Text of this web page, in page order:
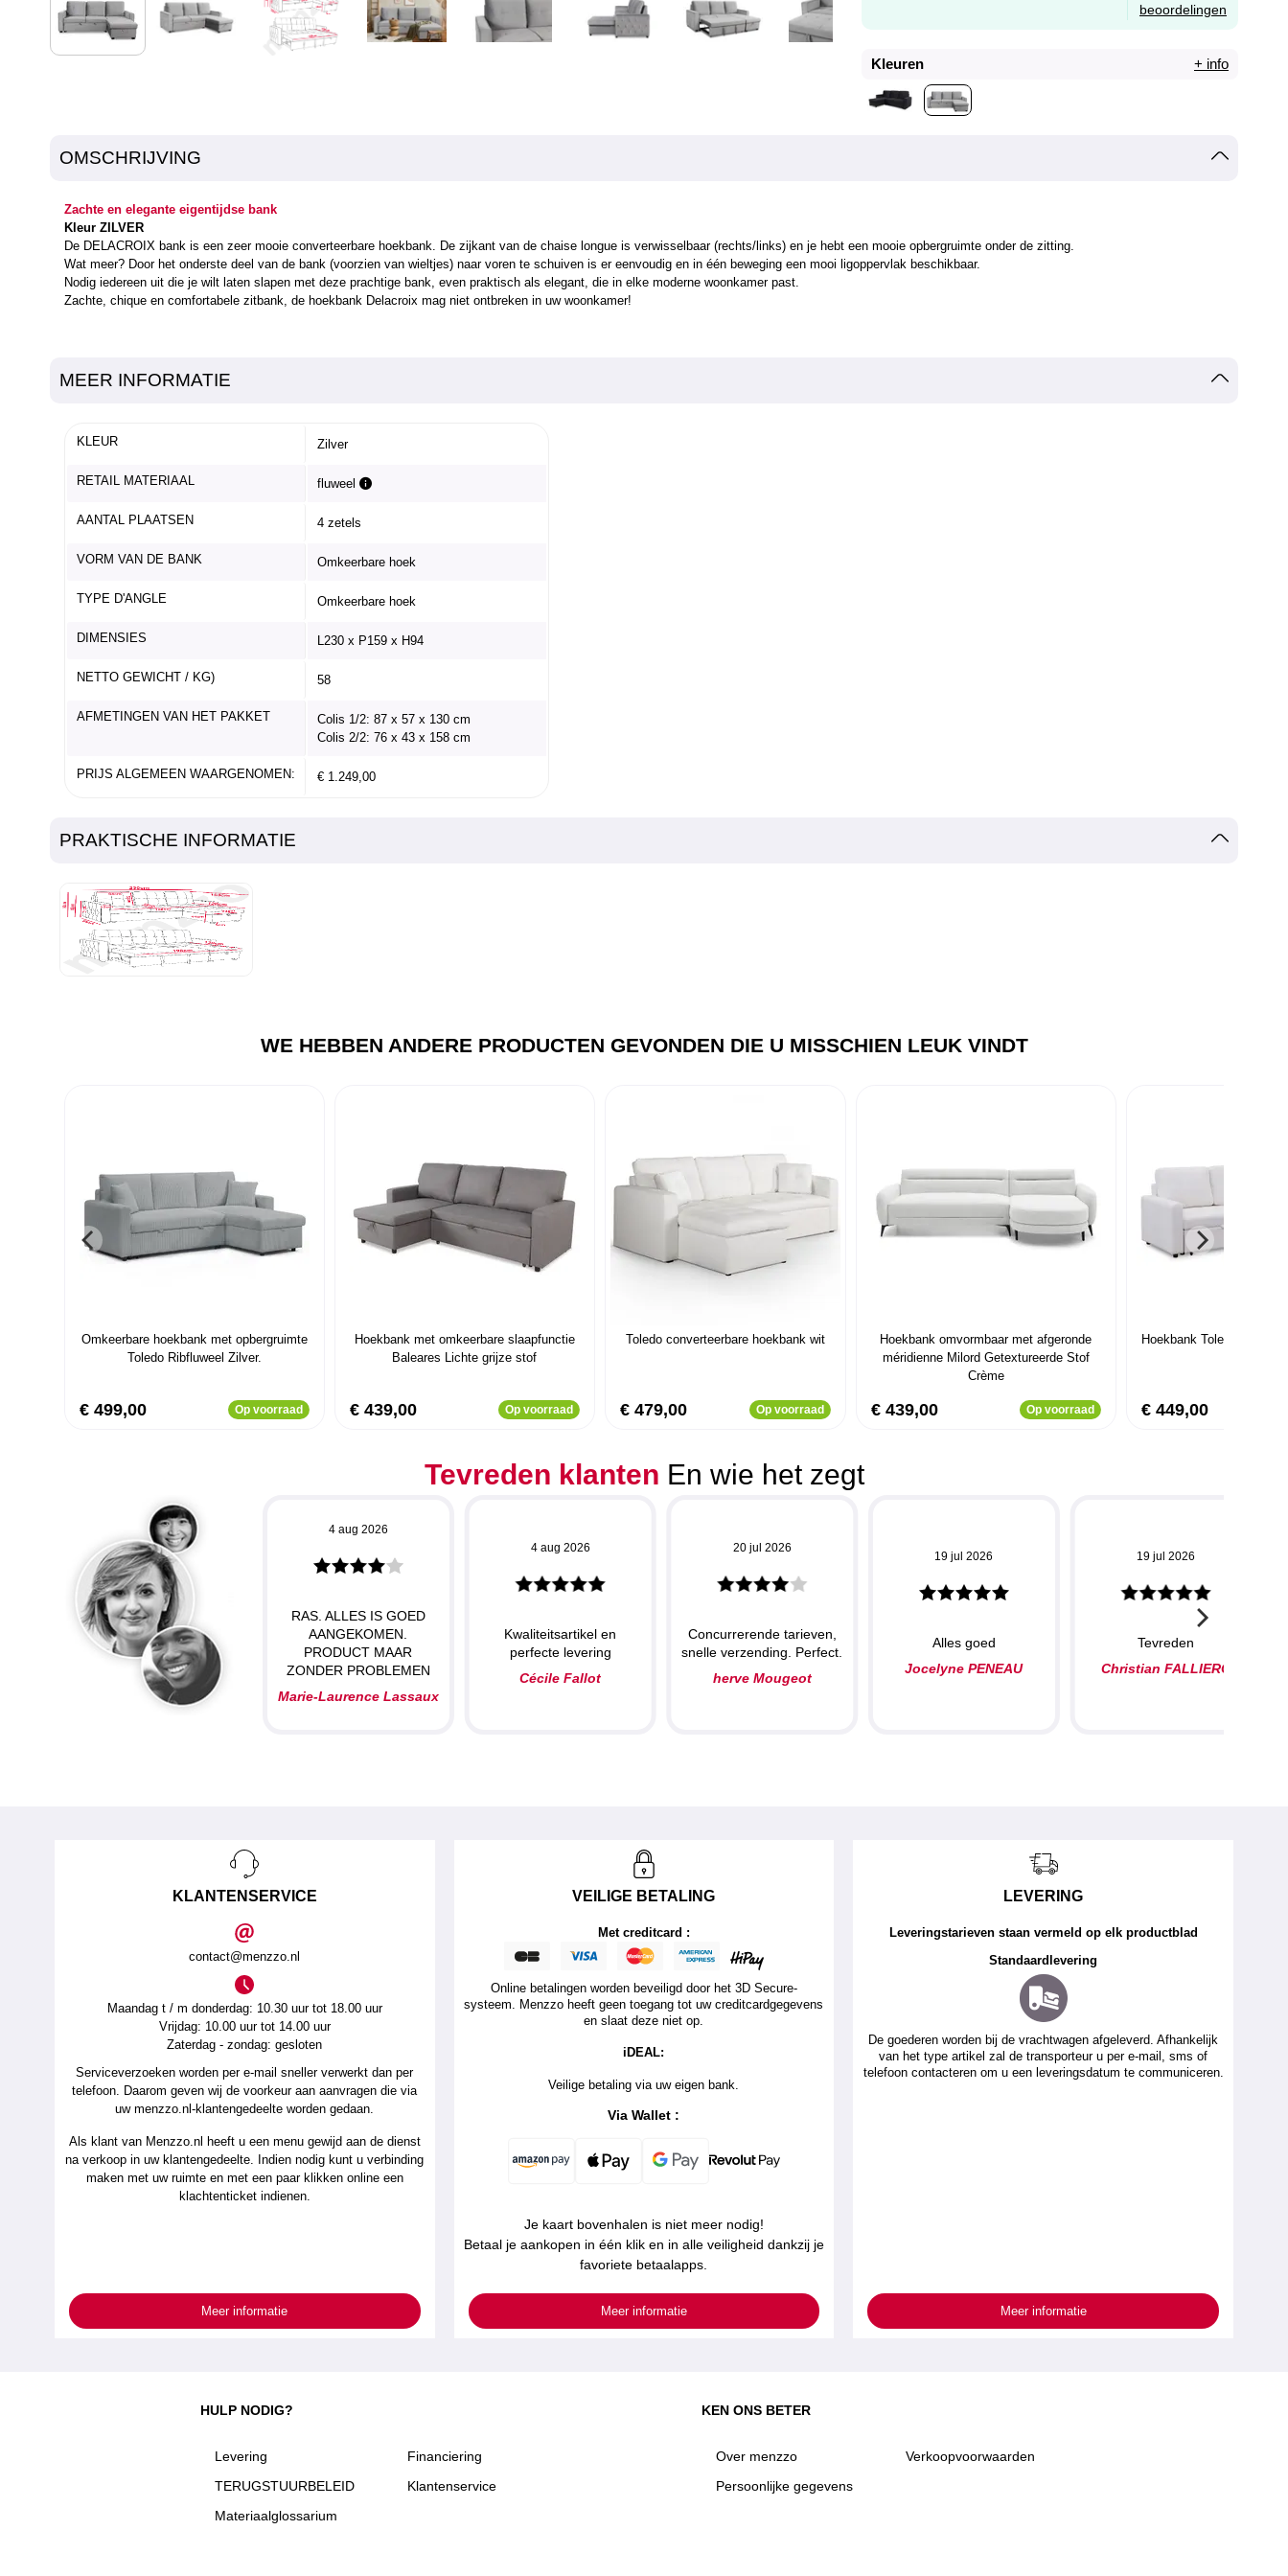
beoordelingen
Kleuren + info
OMSCHRIJVING
Zachte en elegante eigentijdse bank
Kleur ZILVER
De DELACROIX bank is een zeer mooie converteerbare hoekbank. De zijkant van de chaise longue is verwisselbaar (rechts/links) en je hebt een mooie opbergruimte onder de zitting.
Wat meer? Door het onderste deel van de bank (voorzien van wieltjes) naar voren te schuiven is er eenvoudig en in één beweging een mooi ligoppervlak beschikbaar.
Nodig iedereen uit die je wilt laten slapen met deze prachtige bank, even praktisch als elegant, die in elke moderne woonkamer past.
Zachte, chique en comfortabele zitbank, de hoekbank Delacroix mag niet ontbreken in uw woonkamer!
MEER INFORMATIE
KLEUR Zilver
RETAIL MATERIAAL fluweel
AANTAL PLAATSEN 4 zetels
VORM VAN DE BANK Omkeerbare hoek
TYPE D'ANGLE Omkeerbare hoek
DIMENSIES L230 x P159 x H94
NETTO GEWICHT / KG) 58
AFMETINGEN VAN HET PAKKET
Colis 1/2: 87 x 57 x 130 cm
Colis 2/2: 76 x 43 x 158 cm
PRIJS ALGEMEEN WAARGENOMEN: € 1.249,00
PRAKTISCHE INFORMATIE
WE HEBBEN ANDERE PRODUCTEN GEVONDEN DIE U MISSCHIEN LEUK VINDT
Omkeerbare hoekbank met opbergruimte
Toledo Ribfluweel Zilver.
€ 499,00 Op voorraad
Hoekbank met omkeerbare slaapfunctie
Baleares Lichte grijze stof
€ 439,00 Op voorraad
Toledo converteerbare hoekbank wit
€ 479,00 Op voorraad
Hoekbank omvormbaar met afgeronde
méridienne Milord Getextureerde Stof
Crème
€ 439,00 Op voorraad
Hoekbank Toledo Stof
€ 449,00
Tevreden klanten En wie het zegt
4 aug 2026
RAS. ALLES IS GOED
AANGEKOMEN.
PRODUCT MAAR
ZONDER PROBLEMEN
Marie-Laurence Lassaux
4 aug 2026
Kwaliteitsartikel en
perfecte levering
Cécile Fallot
20 jul 2026
Concurrerende tarieven,
snelle verzending. Perfect.
herve Mougeot
19 jul 2026
Alles goed
Jocelyne PENEAU
19 jul 2026
Tevreden
Christian FALLIERO
KLANTENSERVICE
contact@menzzo.nl
Maandag t / m donderdag: 10.30 uur tot 18.00 uur
Vrijdag: 10.00 uur tot 14.00 uur
Zaterdag - zondag: gesloten
Serviceverzoeken worden per e-mail sneller verwerkt dan per
telefoon. Daarom geven wij de voorkeur aan aanvragen die via
uw menzzo.nl-klantengedeelte worden gedaan.
Als klant van Menzzo.nl heeft u een menu gewijd aan de dienst
na verkoop in uw klantengedeelte. Indien nodig kunt u verbinding
maken met uw ruimte en met een paar klikken online een
klachtenticket indienen.
Meer informatie
VEILIGE BETALING
Met creditcard :
Online betalingen worden beveiligd door het 3D Secure-
systeem. Menzzo heeft geen toegang tot uw creditcardgegevens
en slaat deze niet op.
iDEAL:
Veilige betaling via uw eigen bank.
Via Wallet :
Je kaart bovenhalen is niet meer nodig!
Betaal je aankopen in één klik en in alle veiligheid dankzij je
favoriete betaalapps.
Meer informatie
LEVERING
Leveringstarieven staan vermeld op elk productblad
Standaardlevering
De goederen worden bij de vrachtwagen afgeleverd. Afhankelijk
van het type artikel zal de transporteur u per e-mail, sms of
telefoon contacteren om u een leveringsdatum te communiceren.
Meer informatie
HULP NODIG?
Levering
TERUGSTUURBELEID
Materiaalglossarium
Financiering
Klantenservice
KEN ONS BETER
Over menzzo
Persoonlijke gegevens
Verkoopvoorwaarden